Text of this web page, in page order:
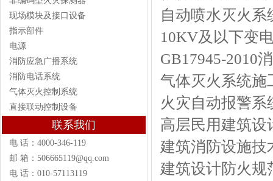
现场模块及接口设备
指示部件
电源
消防应急广播系统
消防电话系统
气体灭火控制系统
直接联动控制设备
联系我们
电 话：4000-346-119
邮 箱：506665119@qq.com
电 话：010-57113119
自动喷水灭火
10KV及以下变
GB17945-2010
气体灭火系统施
火灾自动报警系
高层民用建筑设
建筑消防设施技
建筑设计防火